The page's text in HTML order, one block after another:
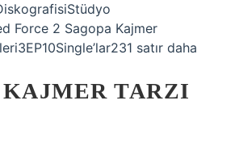
Force 2 Sagopa Kajmer
satır daha
KAJMER TARZI